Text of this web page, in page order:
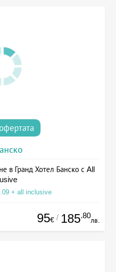
в Гранд Хотел Банско с All
+ all inclusive
95€ / 185.80
лв.